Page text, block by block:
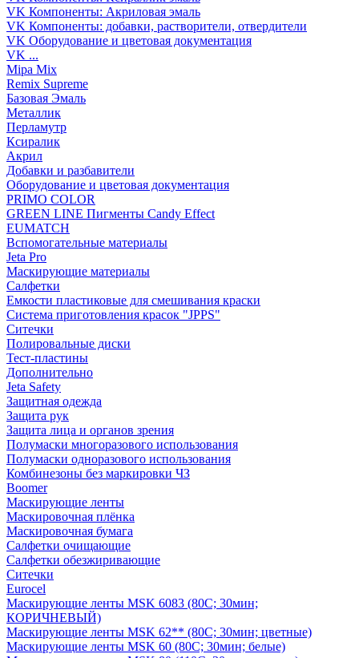
VK Компоненты: Акриловая эмаль
VK Компоненты: добавки, растворители, отвердители
VK Оборудование и цветовая документация
VK ...
Mipa Mix
Remix Supreme
Базовая Эмаль
Металлик
Перламутр
Ксиралик
Акрил
Добавки и разбавители
Оборудование и цветовая документация
PRIMO COLOR
GREEN LINE Пигменты Candy Effect
EUMATCH
Вспомогательные материалы
Jeta Pro
Маскирующие материалы
Салфетки
Емкости пластиковые для смешивания краски
Система приготовления красок "JPPS"
Ситечки
Полировальные диски
Тест-пластины
Дополнительно
Jeta Safety
Защитная одежда
Защита рук
Защита лица и органов зрения
Полумаски многоразового использования
Полумаски одноразового использования
Комбинезоны без маркировки ЧЗ
Boomer
Маскирующие ленты
Маскировочная плёнка
Маскировочная бумага
Салфетки очищающие
Салфетки обезжиривающие
Ситечки
Euroсel
Маскирующие ленты MSK 6083 (80С; 30мин;
КОРИЧНЕВЫЙ)
Маскирующие ленты MSK 62** (80С; 30мин; цветные)
Маскирующие ленты MSK 60 (80С; 30мин; белые)